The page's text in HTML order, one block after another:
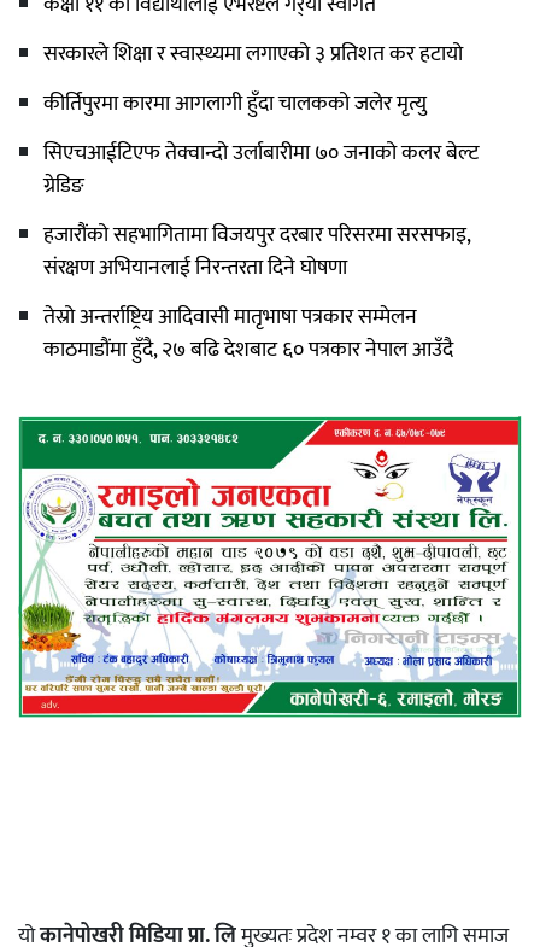
सरकारले शिक्षा र स्वास्थ्यमा लगाएको ३ प्रतिशत कर हटायो
कीर्तिपुरमा कारमा आगलागी हुँदा चालकको जलेर मृत्यु
सिएचआईटिएफ तेक्वान्दो उर्लाबारीमा ७० जनाको कलर बेल्ट
ग्रेडिङ
हजारौंको सहभागितामा विजयपुर दरबार परिसरमा सरसफाइ,
संरक्षण अभियानलाई निरन्तरता दिने घोषणा
तेस्रो अन्तर्राष्ट्रिय आदिवासी मातृभाषा पत्रकार सम्मेलन
काठमाडौंमा हुँदै, २७ बढि देशबाट ६० पत्रकार नेपाल आउँदै
योकानेपोखरी मिडिया प्रा. लिमुख्यतः प्रदेश नम्वर १ का लागि समाज